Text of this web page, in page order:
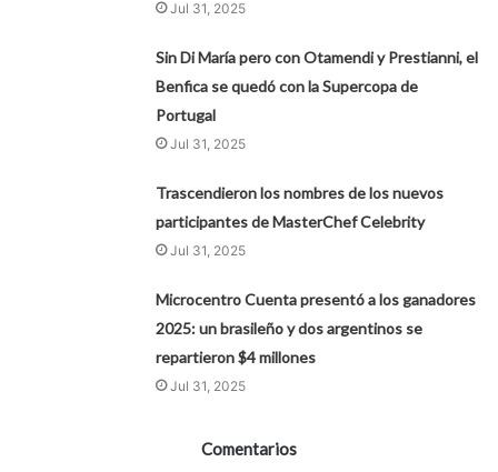
Jul 31, 2025
Sin Di María pero con Otamendi y Prestianni, el
Benfica se quedó con la Supercopa de
Portugal
Jul 31, 2025
Trascendieron los nombres de los nuevos
participantes de MasterChef Celebrity
Jul 31, 2025
Microcentro Cuenta presentó a los ganadores
2025: un brasileño y dos argentinos se
repartieron $4 millones
Jul 31, 2025
Comentarios